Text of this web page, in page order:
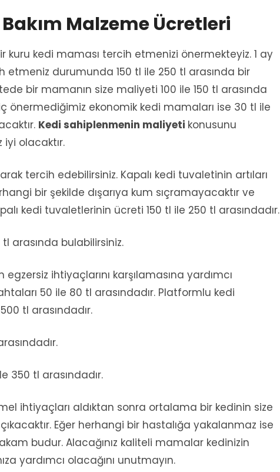
Malzeme Ücretleri
kuru kedi maması tercih etmenizi önermekteyiz. 1 ay
durumunda 150 tl ile 250 tl arasında bir
bir mamanın size maliyeti 100 ile 150 tl arasında
önermediğimiz ekonomik kedi mamaları ise 30 tl ile
Kedi sahiplenmenin maliyeti konusunu
olacaktır.
tercih edebilirsiniz. Kapalı kedi tuvaletinin artıları
bir şekilde dışarıya kum sıçramayacaktır ve
kedi tuvaletlerinin ücreti 150 tl ile 250 tl arasındadır.
arasında bulabilirsiniz.
ihtiyaçlarını karşılamasına yardımcı
50 ile 80 tl arasındadır. Platformlu kedi
tl arasındadır.
350 tl arasındadır.
ihtiyaçları aldıktan sonra ortalama bir kedinin size
Eğer herhangi bir hastalığa yakalanmaz ise
budur. Alacağınız kaliteli mamalar kedinizin
yardımcı olacağını unutmayın.